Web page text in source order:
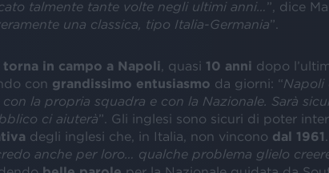
talmente tante volte negli ultimi anni… ”, dice
una classica, tipo Italia-Germania”.
torna in campo a Napoli , quasi 10 anni dopo
con grandissimo entusiasmo da giorni: “Napoli
la propria squadra e con la Nazionale. Sarà
ci aiuterà”. Gli inglesi sono sicuri di poter
degli inglesi che, in Italia, non vincono dal 1961
anche per loro… qualche problema glielo